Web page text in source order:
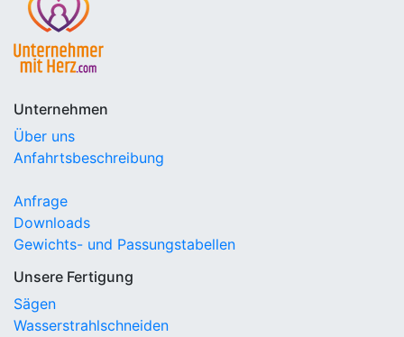
Unternehmen
Über uns
Anfahrtsbeschreibung
Anfrage
Downloads
Gewichts- und Passungstabellen
Unsere Fertigung
Sägen
Wasserstrahlschneiden